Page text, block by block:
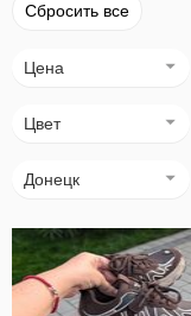
Сбросить все
Цена
Цвет
Донецк